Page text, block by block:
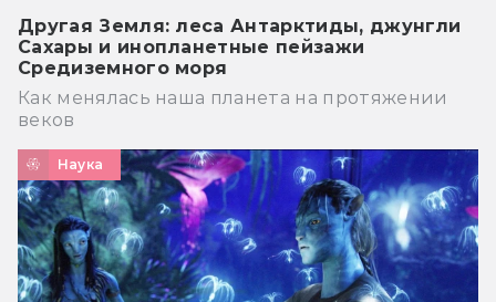
Другая Земля: леса Антарктиды, джунгли
Сахары и инопланетные пейзажи
Средиземного моря
Как менялась наша планета на протяжении
веков
Наука